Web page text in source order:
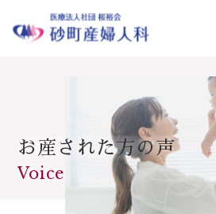
お産された方の声
Voice